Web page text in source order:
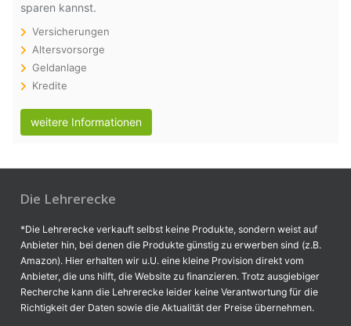
sparen kannst.
Versicherungen
Altersvorsorge
Geldanlage
Kredite
weitere Informationen
Die Lehrerecke
*Die Lehrerecke verkauft selbst keine Produkte, sondern weist auf
Anbieter hin, bei denen die Produkte günstig zu erwerben sind (z.B.
Amazon). Hier erhalten wir u.U. eine kleine Provision direkt vom
Anbieter, die uns hilft, die Website zu finanzieren. Trotz ausgiebiger
Recherche kann die Lehrerecke leider keine Verantwortung für die
Richtigkeit der Daten sowie die Aktualität der Preise übernehmen.